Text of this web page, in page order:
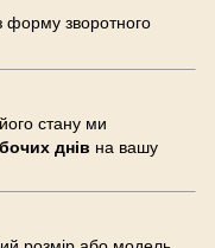
форму зворотного
стану ми
днів на вашу